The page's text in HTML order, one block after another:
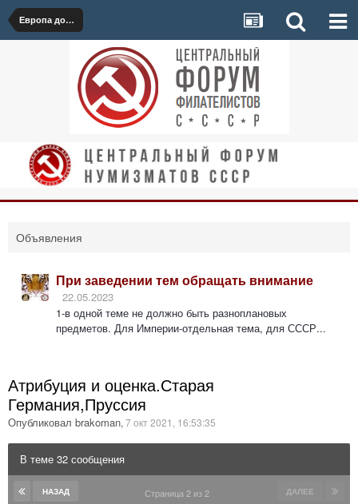
Европа до 1999
Объявления
При заведении тем обращать внимание
22.05.2023
1-в одной теме не должно быть разноплановых
предметов. Для Империи-отдельная тема, для СССР...
Атрибуция и оценка.Старая
Германия,Пруссия
Опубликовал brakoman, 7 окт 2021, 16:53:35
В теме 32 сообщения
НАЗАД ДАЛЕЕ
Страница 2 из 2